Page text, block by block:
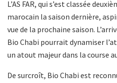
L’AS FAR, qui s’est classée
marocain la saison dernière,
vue de la prochaine saison.
Bio Chabi pourrait dynamiser
un atout majeur dans la course
De surcroît, Bio Chabi est